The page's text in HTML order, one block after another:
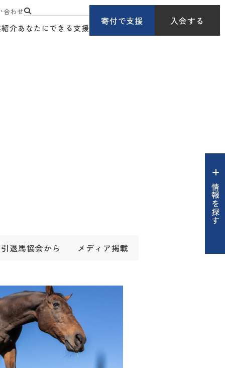
合わせ
介あなたにできる支援
寄付で支援 入会する
情報を探す
引退馬協会から メディア掲載